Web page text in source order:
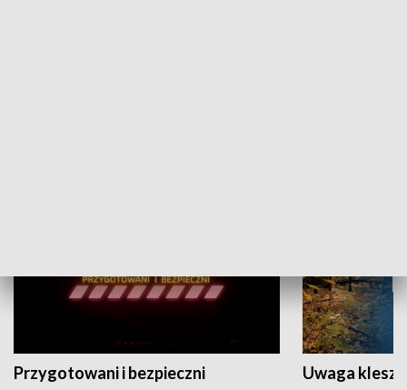
Przygotowani i bezpieczni Uwaga